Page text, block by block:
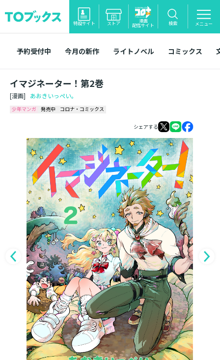
特設サイト ストア 漫画
配信サイト 検索 メニュー
予約受付中 今月の新作 ライトノベル コミックス
イマジネーター！第2巻
[漫画] あおきいっぺい。
少年マンガ 発売中 コロナ・コミックス
シェアする